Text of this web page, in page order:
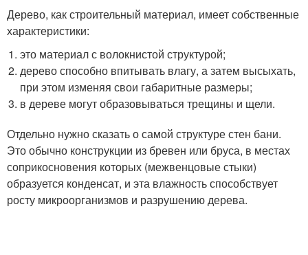
Дерево, как строительный материал, имеет собственные
характеристики:
это материал с волокнистой структурой;
дерево способно впитывать влагу, а затем высыхать,
при этом изменяя свои габаритные размеры;
в дереве могут образовываться трещины и щели.
Отдельно нужно сказать о самой структуре стен бани.
Это обычно конструкции из бревен или бруса, в местах
соприкосновения которых (межвенцовые стыки)
образуется конденсат, и эта влажность способствует
росту микроорганизмов и разрушению дерева.